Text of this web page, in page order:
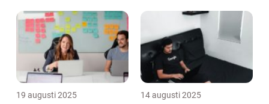
19 augusti 2025 14 augusti 2025